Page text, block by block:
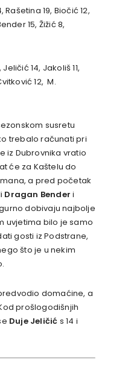
Rašetina 19, Biočić 12,
15, Žižić 8,
14, Jakoliš 11,
12, M.
susretu
trebalo računati pri
iz Dubrovnika vratio
će za Kaštelu do
a pred početak
Dragan Bender i
dobivaju najbolje
uvjetima bilo je samo
gosti iz Podstrane,
što je u nekim
domaćine, a
prošlogodišnjih
Duje Jeličić s 14 i